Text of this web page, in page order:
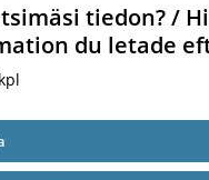
tiedon? /
du letade
kpl